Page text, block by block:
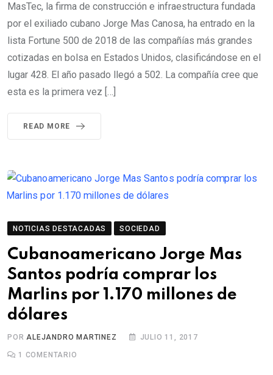
MasTec, la firma de construcción e infraestructura fundada
por el exiliado cubano Jorge Mas Canosa, ha entrado en la
lista Fortune 500 de 2018 de las compañías más grandes
cotizadas en bolsa en Estados Unidos, clasificándose en el
lugar 428. El año pasado llegó a 502. La compañía cree que
esta es la primera vez […]
READ MORE
NOTICIAS DESTACADAS SOCIEDAD
Cubanoamericano Jorge Mas
Santos podría comprar los
Marlins por 1.170 millones de
dólares
PORALEJANDRO MARTINEZ JULIO 11, 2017
1 COMENTARIO